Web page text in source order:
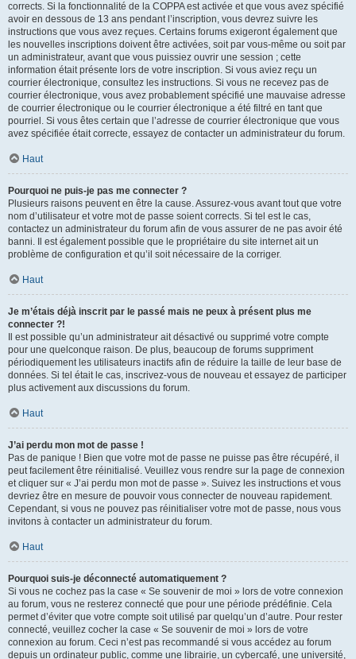
corrects. Si la fonctionnalité de la COPPA est activée et que vous avez spécifié
avoir en dessous de 13 ans pendant l’inscription, vous devrez suivre les
instructions que vous avez reçues. Certains forums exigeront également que
les nouvelles inscriptions doivent être activées, soit par vous-même ou soit par
un administrateur, avant que vous puissiez ouvrir une session ; cette
information était présente lors de votre inscription. Si vous aviez reçu un
courrier électronique, consultez les instructions. Si vous ne recevez pas de
courrier électronique, vous avez probablement spécifié une mauvaise adresse
de courrier électronique ou le courrier électronique a été filtré en tant que
pourriel. Si vous êtes certain que l’adresse de courrier électronique que vous
avez spécifiée était correcte, essayez de contacter un administrateur du forum.
Haut
Pourquoi ne puis-je pas me connecter ?
Plusieurs raisons peuvent en être la cause. Assurez-vous avant tout que votre
nom d’utilisateur et votre mot de passe soient corrects. Si tel est le cas,
contactez un administrateur du forum afin de vous assurer de ne pas avoir été
banni. Il est également possible que le propriétaire du site internet ait un
problème de configuration et qu’il soit nécessaire de la corriger.
Haut
Je m’étais déjà inscrit par le passé mais ne peux à présent plus me
connecter ?!
Il est possible qu’un administrateur ait désactivé ou supprimé votre compte
pour une quelconque raison. De plus, beaucoup de forums suppriment
périodiquement les utilisateurs inactifs afin de réduire la taille de leur base de
données. Si tel était le cas, inscrivez-vous de nouveau et essayez de participer
plus activement aux discussions du forum.
Haut
J’ai perdu mon mot de passe !
Pas de panique ! Bien que votre mot de passe ne puisse pas être récupéré, il
peut facilement être réinitialisé. Veuillez vous rendre sur la page de connexion
et cliquer sur « J’ai perdu mon mot de passe ». Suivez les instructions et vous
devriez être en mesure de pouvoir vous connecter de nouveau rapidement.
Cependant, si vous ne pouvez pas réinitialiser votre mot de passe, nous vous
invitons à contacter un administrateur du forum.
Haut
Pourquoi suis-je déconnecté automatiquement ?
Si vous ne cochez pas la case « Se souvenir de moi » lors de votre connexion
au forum, vous ne resterez connecté que pour une période prédéfinie. Cela
permet d’éviter que votre compte soit utilisé par quelqu’un d’autre. Pour rester
connecté, veuillez cocher la case « Se souvenir de moi » lors de votre
connexion au forum. Ceci n’est pas recommandé si vous accédez au forum
depuis un ordinateur public, comme une librairie, un cybercafé, une université,